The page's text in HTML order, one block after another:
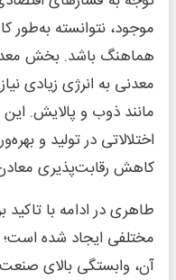
موجود، نتوانسته
هماهنگ باشد. بخش
معدنی به انرژی زیادی
مانند ذوب و پالایش.
اختلالاتی در تولید و
کاهش رقابت‌پذیری
طاهری در ادامه با تاکید
مختلفی ایجاد شده است؛
آن، وابستگی بالای